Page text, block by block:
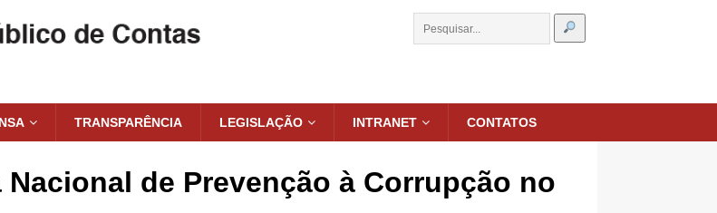
TRANSPARÊNCIA LEGISLAÇÃO INTRANET CONTATOS
de Prevenção à Corrupção no